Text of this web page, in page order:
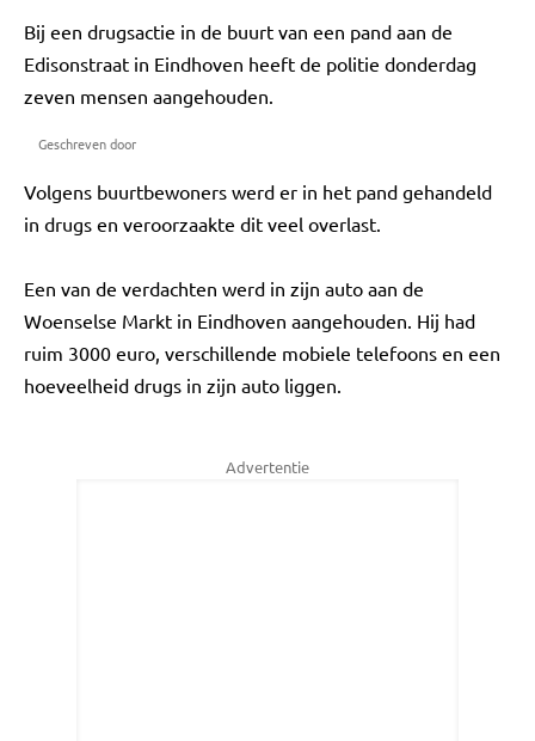
Bij een drugsactie in de buurt van een pand aan de
Edisonstraat in Eindhoven heeft de politie donderdag
zeven mensen aangehouden.
Geschreven door
Volgens buurtbewoners werd er in het pand gehandeld
in drugs en veroorzaakte dit veel overlast.
Een van de verdachten werd in zijn auto aan de
Woenselse Markt in Eindhoven aangehouden. Hij had
ruim 3000 euro, verschillende mobiele telefoons en een
hoeveelheid drugs in zijn auto liggen.
Advertentie